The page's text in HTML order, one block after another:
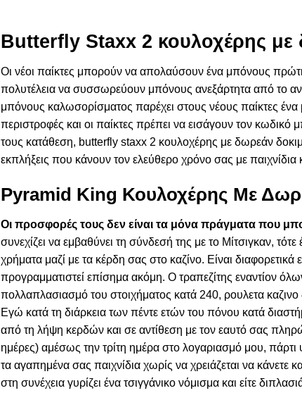
Butterfly Staxx 2 κουλοχέρης με
Οι νέοι παίκτες μπορούν να απολαύσουν ένα μπόνους
πολυτέλεια να συσσωρεύουν μπόνους ανεξάρτητα από το
μπόνους καλωσορίσματος παρέχει στους νέους παίκτες
περιστροφές και οι παίκτες πρέπει να εισάγουν τον
τους κατάθεση, butterfly staxx 2 κουλοχέρης με δωρεάν
εκπλήξεις που κάνουν τον ελεύθερο χρόνο σας με
Pyramid King Κουλοχέρης Με
Οι προσφορές τους δεν είναι τα μόνα πράγματα που
συνεχίζει να εμβαθύνει τη σύνδεσή της με το Μίτσιγκαν,
χρήματα μαζί με τα κέρδη σας στο καζίνο. Είναι διαφορετικά
προγραμματιστεί επίσημα ακόμη. Ο τραπεζίτης εναντίον
πολλαπλασιασμό του στοιχήματος κατά 240, ρουλετα
Εγώ κατά τη διάρκεια των πέντε ετών του πόνου κατά
από τη λήψη κερδών και σε αντίθεση με τον εαυτό σας
ημέρες) αμέσως την τρίτη ημέρα στο λογαριασμό μου, πάρτι
τα αγαπημένα σας παιχνίδια χωρίς να χρειάζεται να
στη συνέχεια γυρίζει ένα τσιγγάνικο νόμισμα και είτε